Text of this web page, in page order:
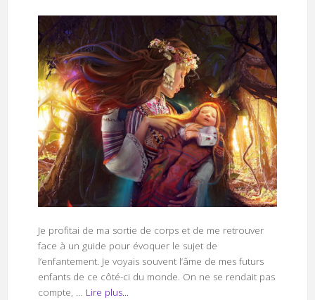
Je profitai de ma sortie de corps et de me retrouver
face à un guide pour évoquer le sujet de
l’enfantement. Je voyais souvent l’âme de mes futurs
enfants de ce côté-ci du monde. On ne se rendait pas
compte, … Lire plus...